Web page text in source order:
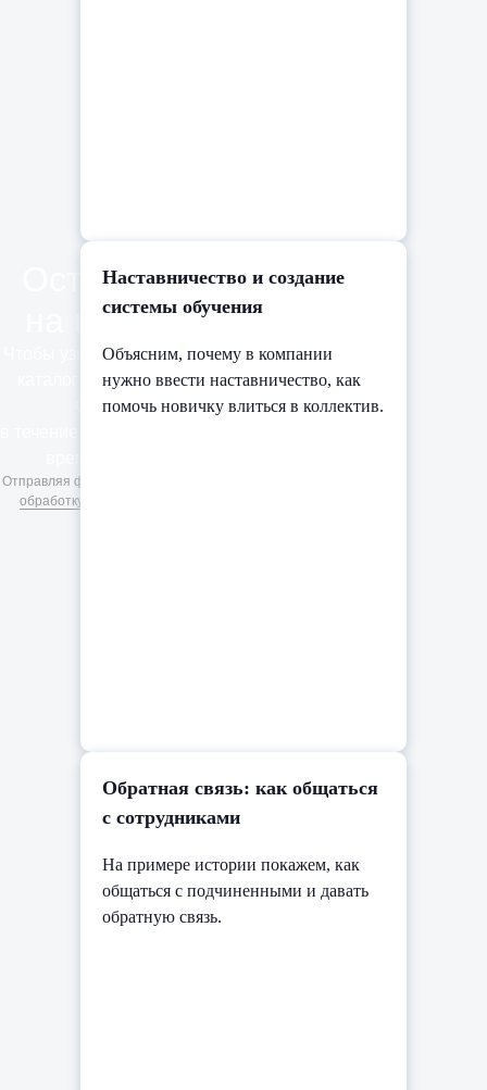
Оставить заявку
на курсы iSpring
Чтобы узнать стоимость и получить
каталог курсов, оставьте заявку.
Свяжемся с вами
Отправляя форму, вы соглашаетесь на
обработку персональных данных
Наставничество и создание
системы обучения
Объясним, почему в компании
нужно ввести наставничество, как
помочь новичку влиться в коллектив.
Обратная связь: как общаться
с сотрудниками
На примере истории покажем, как
общаться с подчиненными и давать
обратную связь.